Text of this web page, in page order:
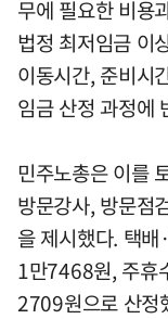
무에 필요한 비용
법정 최저임금 이
이동시간, 준비시
임금 산정 과정에
민주노총은 이를
방문강사, 방문점
을 제시했다. 택
1만7468원, 주휴
2709원으로 산정